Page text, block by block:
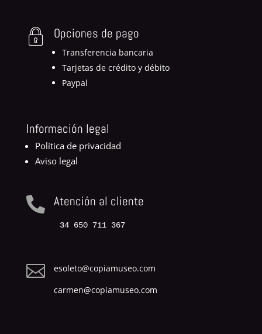
Opciones de pago
Transferencia bancaria
Tarjetas de crédito y débito
Paypal
Información legal
Política de privacidad
Aviso legal
 Atención al cliente
34 650 711 367

esoleto@copiamuseo.com
carmen@copiamuseo.com